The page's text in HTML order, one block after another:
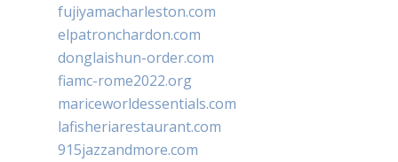
fujiyamacharleston.com
elpatronchardon.com
donglaishun-order.com
fiamc-rome2022.org
mariceworldessentials.com
lafisheriarestaurant.com
915jazzandmore.com